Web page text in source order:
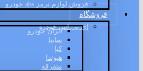
فروش لوازم ترمز abs خودرو
فروشگاه
ای بی اس خودرو
ایران خودرو
سایپا
کیا
هیوندا
متفرقه